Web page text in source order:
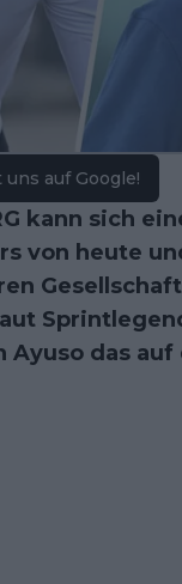
uns auf Google!
kann sich
von heute
Ayuso das